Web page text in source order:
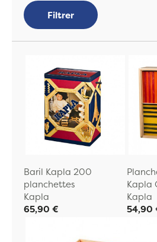
fabriqués en Pin des
conditionnés au Maroc.
Filtrer
Baril Kapla 200
planchettes
Kapla
65,90 €
Kapla
Kapla
54,90